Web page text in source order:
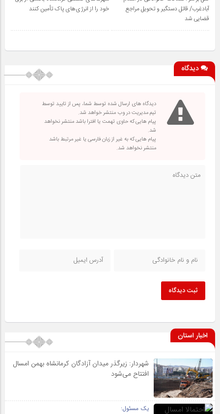
آبادغرب/ قاتل دستگیر و تحویل مراجع
قضایی شد
خود را از انرژی‌های پاک تأمین کنند
دیدگاه
دیدگاه های ارسال شده توسط شما، پس از تایید توسط
تیم مدیریت در وب منتشر خواهد شد.
پیام هایی که حاوی تهمت یا افترا باشد منتشر نخواهد
شد.
پیام هایی که به غیر از زبان فارسی یا غیر مرتبط باشد
منتشر نخواهد شد.
ثبت دیدگاه
اخبار استان
شهردار: زیرگذر میدان آزادگان کرمانشاه بهمن امسال
افتتاح می‌شود
یک مسئول: